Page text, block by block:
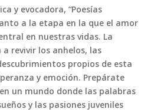
y evocadora, “Poesías
a la etapa en la que el amor
en nuestras vidas. La
revivir los anhelos, las
propios de esta
y emoción. Prepárate
un mundo donde las palabras
y las pasiones juveniles